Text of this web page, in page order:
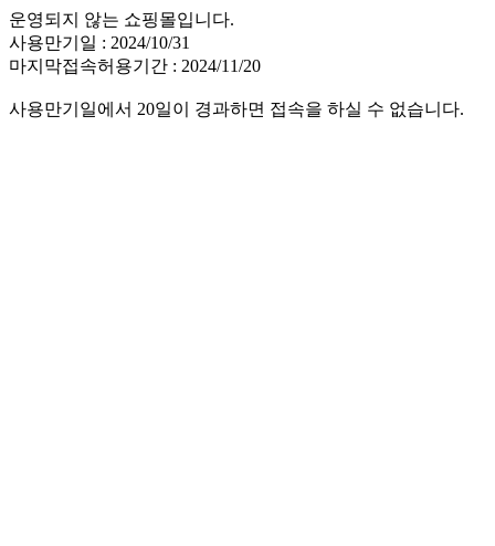
운영되지 않는 쇼핑몰입니다.
사용만기일 : 2024/10/31
마지막접속허용기간 : 2024/11/20
사용만기일에서 20일이 경과하면 접속을 하실 수 없습니다.